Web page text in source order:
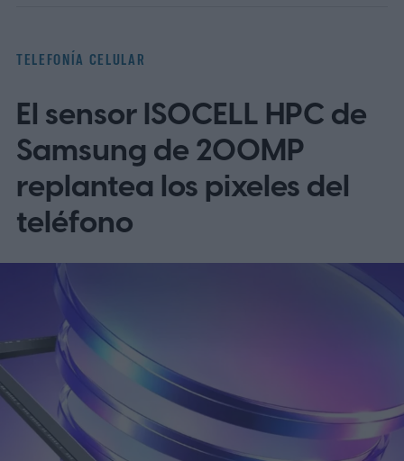
OnePlus ha puesto en marcha lanzando
el OnePlus 15 y el OnePlus 15R. La beta
omite EE. UU. y Europa por ahora
TELEFONÍA CELULAR
El sensor ISOCELL HPC de
Samsung de 200MP
replantea los pixeles del
teléfono